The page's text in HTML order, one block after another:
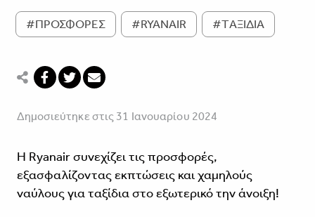
#ΠΡΟΣΦΟΡΕΣ #RYANAIR #TΑΞΙΔΙΑ
Δημοσιεύτηκε στις 31 Ιανουαρίου 2024
Η Ryanair συνεχίζει τις προσφορές,
εξασφαλίζοντας εκπτώσεις και χαμηλούς
ναύλους για ταξίδια στο εξωτερικό την άνοιξη!